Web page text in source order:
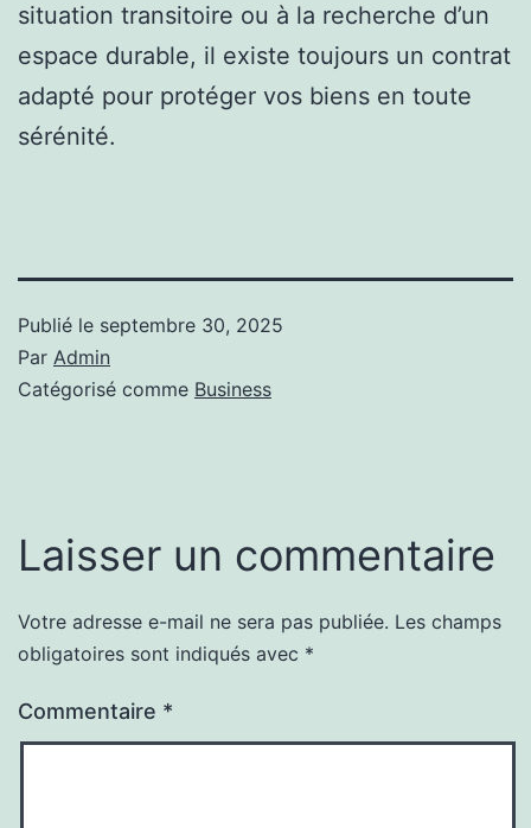
situation transitoire ou à la recherche d’un
espace durable, il existe toujours un contrat
adapté pour protéger vos biens en toute
sérénité.
Publié le septembre 30, 2025
Par Admin
Catégorisé comme Business
Laisser un commentaire
Votre adresse e-mail ne sera pas publiée. Les champs
obligatoires sont indiqués avec *
Commentaire *
Alternative: